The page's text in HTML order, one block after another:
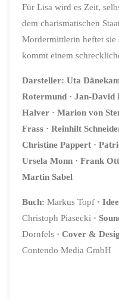
Für Lisa wird es Zeit,
dem charismatischen
Mordermittlerin heftet sie
kommt einem
Darsteller:Uta
Rotermund · Jan-David
Halver · Marion von
Frass · Reinhilt
Christine Pappert ·
Ursela Monn · Frank
Martin Sabel
Buch: Markus Topf ·
Christoph Piasecki ·
Dornfels ·Cover &
Contendo Media GmbH